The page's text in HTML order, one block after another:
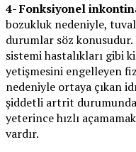
4- Fonksiyonel
bozukluk nedeniyle,
durumlar söz
sistemi hastalıkları gibi
yetişmesini engelleyen
nedeniyle ortaya çıkan
şiddetli artrit
yeterince hızlı
vardır.